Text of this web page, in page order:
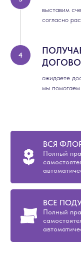
выставим
согласно
ожидаете
мы помогаем
ВСЯ
Полный
ВСЕ
Полный